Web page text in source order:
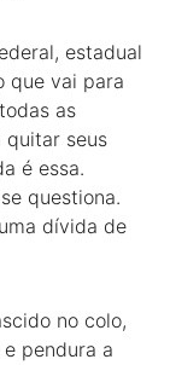
estadual
que vai para
as
quitar seus
é essa.
questiona.
dívida de
no colo,
pendura a